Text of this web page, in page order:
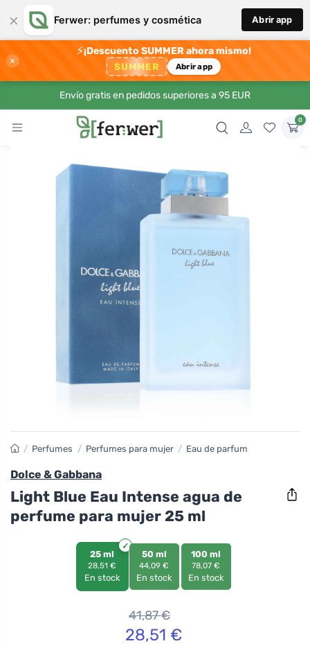
× Ferwer: perfumes y cosmética Abrir app
×
⚡¡Descuento SUMMER ahora mismo!
SUMMER Abrir app
Envío gratis en pedidos superiores a 95 EUR
0
/ Perfumes / Perfumes para mujer / Eau de parfum
Dolce & Gabbana
Light Blue Eau Intense agua de
perfume para mujer 25 ml
25 ml
28,51 €
En stock
50 ml
44,09 €
En stock
100 ml
78,07 €
En stock
41,87€
28,51 €